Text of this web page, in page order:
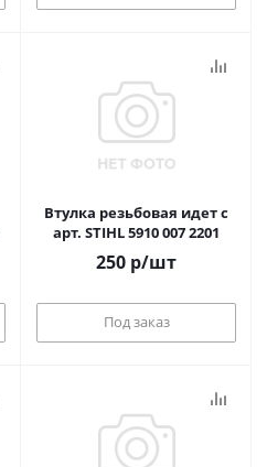
Втулка резьбовая идет с
арт. STIHL 5910 007 2201
250 р/шт
Под заказ